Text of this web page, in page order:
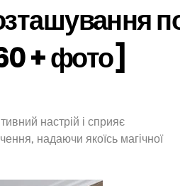
+ фото]
настрій і сприяє
надаючи якоїсь магічної